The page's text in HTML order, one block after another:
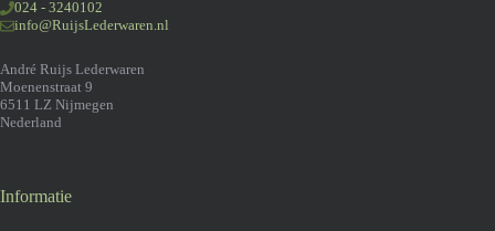
024 - 3240102
info@RuijsLederwaren.nl
André Ruijs Lederwaren
Moenenstraat 9
6511 LZ Nijmegen
Nederland
Informatie